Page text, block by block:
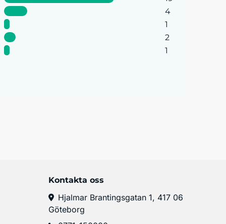
4
1
2
1
Kontakta oss
Hjalmar Brantingsgatan 1, 417 06
Göteborg